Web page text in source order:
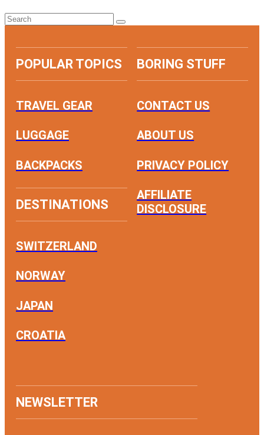
POPULAR TOPICS
TRAVEL GEAR
LUGGAGE
BACKPACKS
DESTINATIONS
SWITZERLAND
NORWAY
JAPAN
CROATIA
BORING STUFF
CONTACT US
ABOUT US
PRIVACY POLICY
AFFILIATE
DISCLOSURE
NEWSLETTER